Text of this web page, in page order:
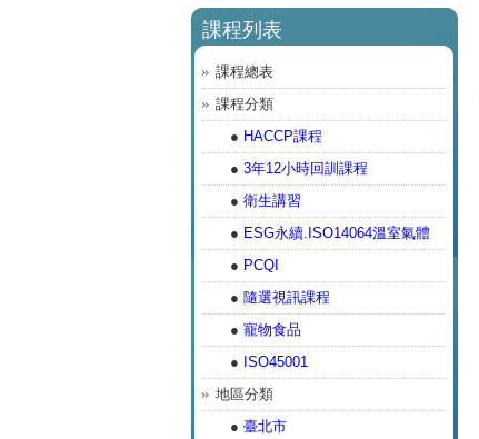
課程列表
課程總表
課程分類
● HACCP課程
● 3年12小時回訓課程
● 衛生講習
● ESG永續.ISO14064溫室氣體
● PCQI
● 隨選視訊課程
● 寵物食品
● ISO45001
地區分類
● 臺北市